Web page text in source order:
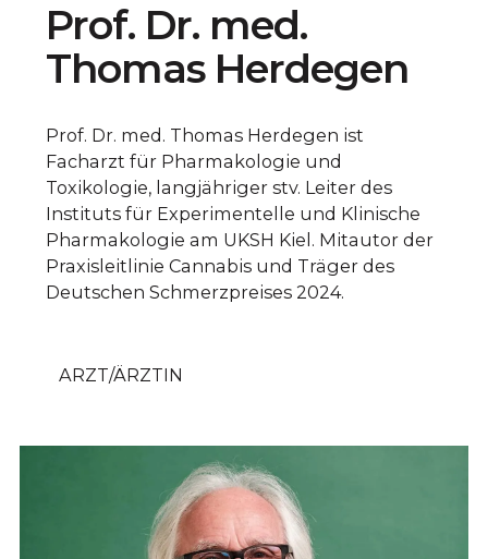
Prof. Dr. med.
Thomas Herdegen
Prof. Dr. med. Thomas Herdegen ist
Facharzt für Pharmakologie und
Toxikologie, langjähriger stv. Leiter des
Instituts für Experimentelle und Klinische
Pharmakologie am UKSH Kiel. Mitautor der
Praxisleitlinie Cannabis und Träger des
Deutschen Schmerzpreises 2024.
ARZT/ÄRZTIN